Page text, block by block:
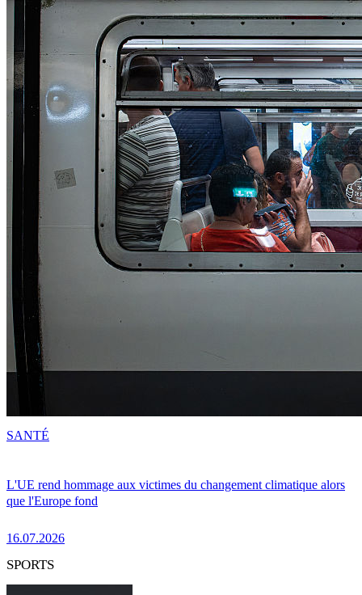
L'UE rend hommage aux victimes du changement climatique alors
que l'Europe fond
16.07.2026
SANTÉ
SPORTS